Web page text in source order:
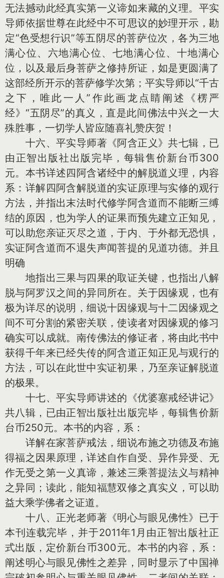
无法撼动此经真实第一义谛如来藏的义理。平实
导师依据世尊在此经中不可思议的妙理开示，勘
定“色受想行识”等五阴尽的菩萨位次，各为三地
满心位、六地满心位、七地满心位、十地满心
位，以及最后身菩萨之修持所证，如是更圆满了
这部经所开示的菩萨修学次第；平实导师以“千古
之下，唯此一人”作此画龙点睛阐述《楞严
经》“五阴尽”的真义，直是此间佛法中兴之一大
殊胜事，一切学人皆应随喜礼赞庆贺！
十六、平实导师著《阿含正义》共七辑，已
由正智出版社出版完毕，每辑售价新台币300
元。本书详述四阿含诸经中的解脱道义理，内容
系：详解四阿含解脱道的实证原理与实修的观行
方法，并指出末法时代修学阿含道而不能断三缚
结的原因，也为学人的证果而预先建立正知见，
可以助您亲证灭尽之道，于内、于外都无恐惧，
实证阿含道而不退失声闻菩提的见道功德。并且
明确
地指出三果与四果的取证关键，也指出八解
脱与阿罗汉之间的异同所在。关于因缘观，也有
极为详尽的说明，细说十因缘观与十二因缘观之
间不可分割的紧密关联，使读者对因缘观的修习
确实可以成就。南传佛法的修证者，将由此书中
获得千年来已经失传的阿含道正知正见与观行的
方法，可以在此世中实证初果，乃至亲证解脱道
的极果。
十七、平实导师讲述的《优婆塞戒经讲记》
共八辑，已由正智出版社出版完毕，每辑售价新
台币250元。本书的内容，系：
详解在家菩萨戒法，细说布施之功德及布施
得福之因果原理，详述自作自受、异作异受、无
作无受之第一义真谛，兼述三乘菩提法义与精神
之异同；读此，能知福慧双修之真实义，可以助
益大乘学佛者之证道。
十八、正光老师著《明心与眼见佛性》已于
本刊连载完毕，并于2011年1月由正智出版社正
式出版，定价新台币300元。本书的内容，系：
阐述明心与眼见佛性之差异，同时显示了中国禅